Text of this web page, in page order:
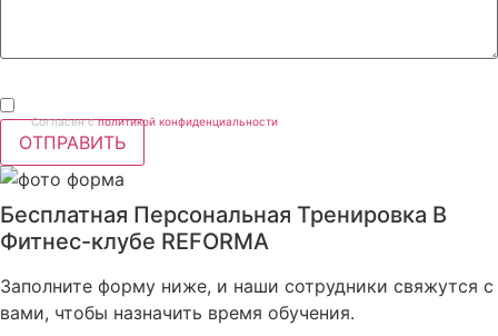
Согласен с политикой конфиденциальности
ОТПРАВИТЬ
Бесплатная Персональная Тренировка В
Фитнес-клубе REFORMA
Заполните форму ниже, и наши сотрудники свяжутся с
вами, чтобы назначить время обучения.